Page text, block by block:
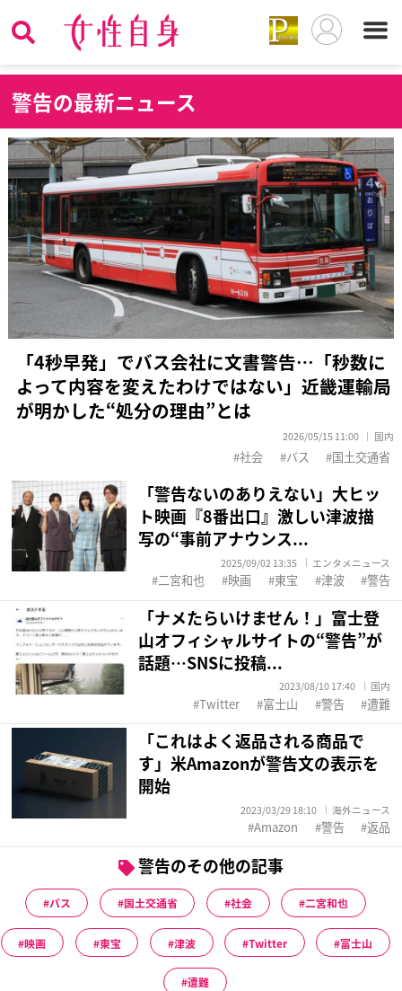
警告の最新ニュース
「4秒早発」でバス会社に文書警告…「秒数に
よって内容を変えたわけではない」近畿運輸局
が明かした“処分の理由”とは
2026/05/15 11:00 国内
社会 バス 国土交通省
「警告ないのありえない」大ヒッ
ト映画『8番出口』激しい津波描
写の“事前アナウンス...
2025/09/02 13:35 エンタメニュース
二宮和也 映画 東宝 津波 警告
「ナメたらいけません！」富士登
山オフィシャルサイトの“警告”が
話題…SNSに投稿...
2023/08/10 17:40 国内
Twitter 富士山 警告 遭難
「これはよく返品される商品で
す」米Amazonが警告文の表示を
開始
2023/03/29 18:10 海外ニュース
Amazon 警告 返品
警告のその他の記事
バス 国土交通省 社会 二宮和也
映画 東宝 津波 Twitter 富士山
遭難